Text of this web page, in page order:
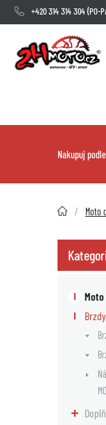
+420 314 314 304(PO-
Nakupuj
2HMOTO.cz Moto
Brzdy